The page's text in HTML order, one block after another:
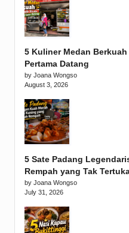
5 Kuliner Medan
Pertama Datang
by Joana Wongso
August 3, 2026
5 Sate Padang
Rempah yang Tak
by Joana Wongso
July 31, 2026